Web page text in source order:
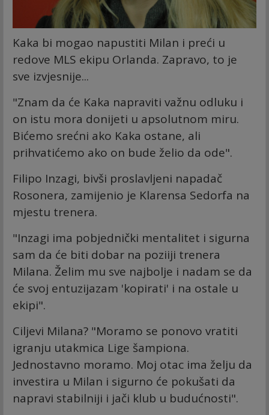
Kaka bi mogao napustiti Milan i preći u
redove MLS ekipu Orlanda. Zapravo, to je
sve izvjesnije...
"Znam da će Kaka napraviti važnu odluku i
on istu mora donijeti u apsolutnom miru.
Bićemo srećni ako Kaka ostane, ali
prihvatićemo ako on bude želio da ode".
Filipo Inzagi, bivši proslavljeni napadač
Rosonera, zamijenio je Klarensa Sedorfa na
mjestu trenera.
"Inzagi ima pobjednički mentalitet i sigurna
sam da će biti dobar na poziiji trenera
Milana. Želim mu sve najbolje i nadam se da
će svoj entuzijazam 'kopirati' i na ostale u
ekipi".
Ciljevi Milana? "Moramo se ponovo vratiti
igranju utakmica Lige šampiona.
Jednostavno moramo. Moj otac ima želju da
investira u Milan i sigurno će pokušati da
napravi stabilniji i jači klub u budućnosti".